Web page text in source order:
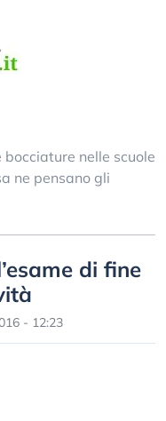
nelle scuole
ne pensano gli
di fine
- 12:23